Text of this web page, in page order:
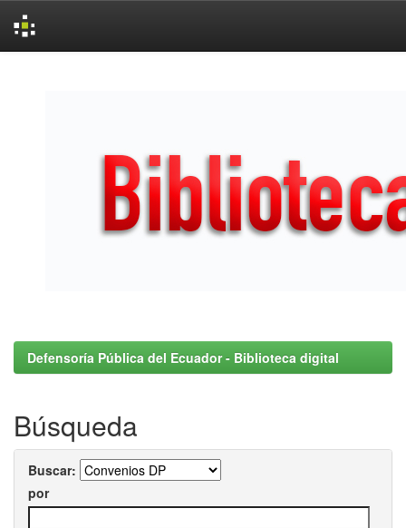
Defensoría Pública del Ecuador - Biblioteca digital
Búsqueda
Buscar:
por